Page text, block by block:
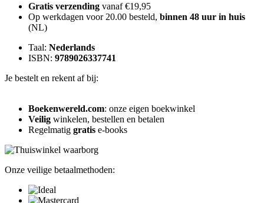
Gratis verzending vanaf €19,95
Op werkdagen voor 20.00 besteld, binnen 48 uur in huis
(NL)
Taal: Nederlands
ISBN: 9789026337741
Je bestelt en rekent af bij:
Boekenwereld.com: onze eigen boekwinkel
Veilig winkelen, bestellen en betalen
Regelmatig gratis e-books
Onze veilige betaalmethoden: